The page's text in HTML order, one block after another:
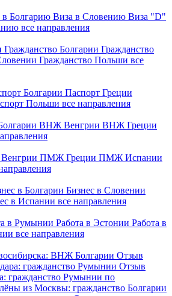
в Болгарию Виза в Словению Виза "D"
все направления
Гражданство Болгарии Гражданство
Гражданство Польши все
Болгарии Паспорт Греции
Польши все направления
ВНЖ Венгрии ВНЖ Греции
ПМЖ Греции ПМЖ Испании
в Болгарии Бизнес в Словении
в Испании все направления
в Румынии Работа в Эстонии Работа в
все направления
ВНЖ Болгарии Отзыв
гражданство Румынии Отзыв
гражданство Румынии по
из Москвы: гражданство Болгарии